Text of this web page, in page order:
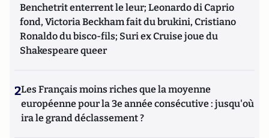
Benchetrit enterrent le leur; Leonardo di Caprio
fond, Victoria Beckham fait du brukini, Cristiano
Ronaldo du bisco-fils; Suri ex Cruise joue du
Shakespeare queer
2Les Français moins riches que la moyenne
européenne pour la 3e année consécutive : jusqu'où
ira le grand déclassement ?